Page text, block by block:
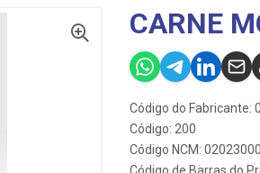
CARNE
Código do Fabricante:
Código: 200
Código NCM: 02023000